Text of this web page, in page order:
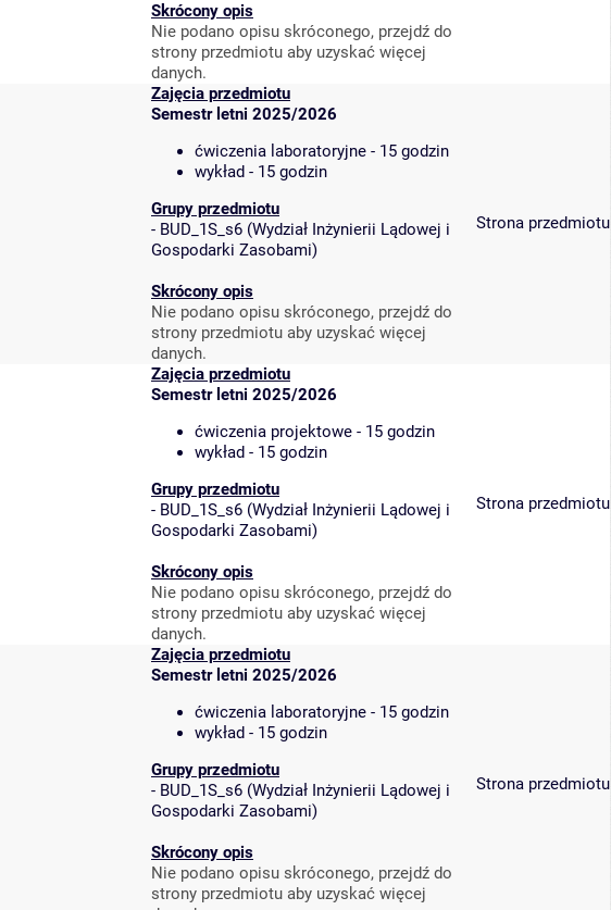
Skrócony opis
Nie podano opisu skróconego, przejdź do
strony przedmiotu aby uzyskać więcej
danych.
Zajęcia przedmiotu
Semestr letni 2025/2026
ćwiczenia laboratoryjne - 15 godzin
wykład - 15 godzin
Grupy przedmiotu
- BUD_1S_s6 (Wydział Inżynierii Lądowej i
Gospodarki Zasobami)
Skrócony opis
Nie podano opisu skróconego, przejdź do
strony przedmiotu aby uzyskać więcej
danych.
Strona przedmiotu
Zajęcia przedmiotu
Semestr letni 2025/2026
ćwiczenia projektowe - 15 godzin
wykład - 15 godzin
Grupy przedmiotu
- BUD_1S_s6 (Wydział Inżynierii Lądowej i
Gospodarki Zasobami)
Skrócony opis
Nie podano opisu skróconego, przejdź do
strony przedmiotu aby uzyskać więcej
danych.
Strona przedmiotu
Zajęcia przedmiotu
Semestr letni 2025/2026
ćwiczenia laboratoryjne - 15 godzin
wykład - 15 godzin
Grupy przedmiotu
- BUD_1S_s6 (Wydział Inżynierii Lądowej i
Gospodarki Zasobami)
Skrócony opis
Nie podano opisu skróconego, przejdź do
strony przedmiotu aby uzyskać więcej
Strona przedmiotu